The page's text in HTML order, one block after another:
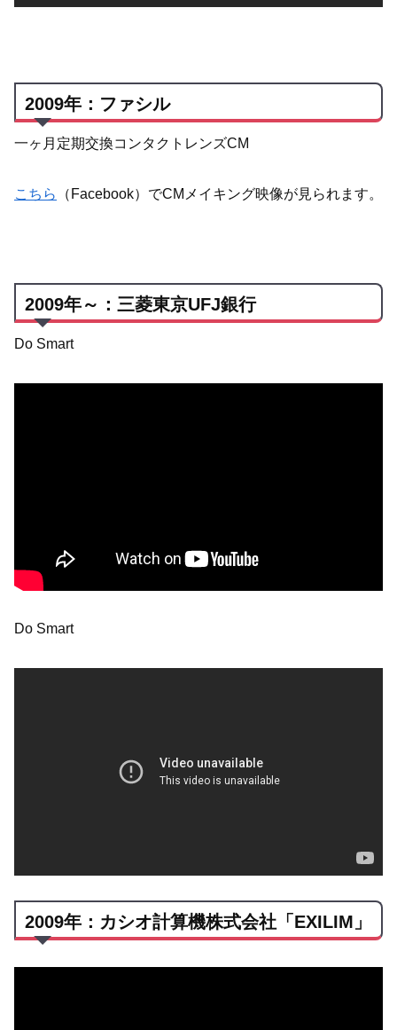
2009年：ファシル
一ヶ月定期交換コンタクトレンズCM
こちら （Facebook）でCMメイキング映像が見られます。
2009年～：三菱東京UFJ銀行
Do Smart
Do Smart
2009年：カシオ計算機株式会社「EXILIM」